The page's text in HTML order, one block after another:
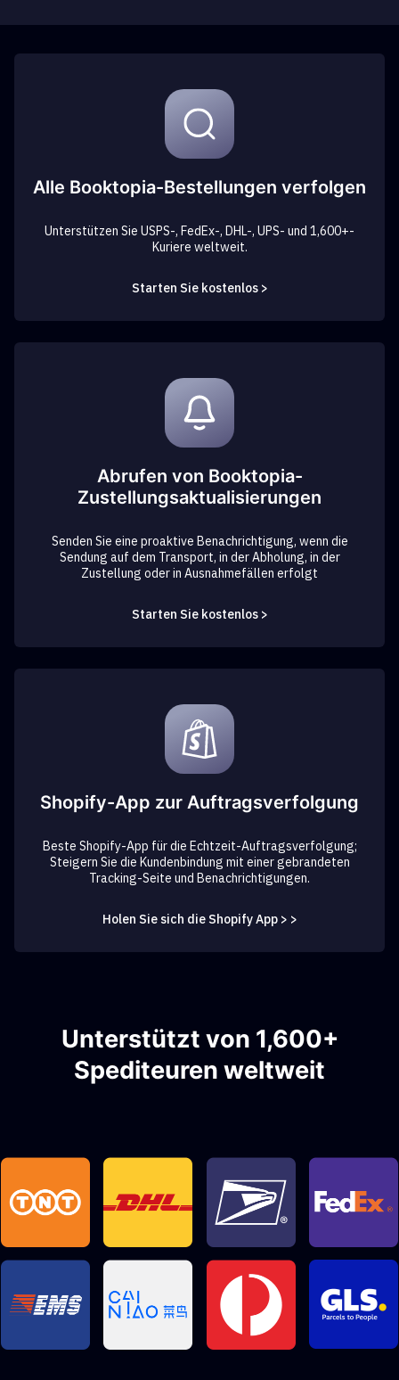
Alle Booktopia-Bestellungen verfolgen
Unterstützen Sie USPS-, FedEx-, DHL-, UPS- und 1,600+-
Kuriere weltweit.
Starten Sie kostenlos >
Abrufen von Booktopia-
Zustellungsaktualisierungen
Senden Sie eine proaktive Benachrichtigung, wenn die
Sendung auf dem Transport, in der Abholung, in der
Zustellung oder in Ausnahmefällen erfolgt
Starten Sie kostenlos >
Shopify-App zur Auftragsverfolgung
Beste Shopify-App für die Echtzeit-Auftragsverfolgung;
Steigern Sie die Kundenbindung mit einer gebrandeten
Tracking-Seite und Benachrichtigungen.
Holen Sie sich die Shopify App > >
Unterstützt von 1,600+
Spediteuren weltweit